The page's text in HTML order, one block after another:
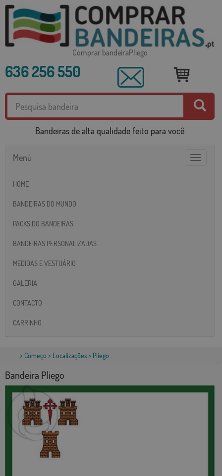
Comprar bandeiraPliego
636 256 550
Bandeiras de alta qualidade feito para você
Toggle
Menú
HOME
BANDEIRAS DO MUNDO
PACKS DO BANDEIRAS
BANDEIRAS PERSONALIZADAS
MEDIDAS E VESTUÁRIO
GALERIA
CONTACTO
CARRINHO
> Começo > Localizações> Pliego
Bandeira Pliego